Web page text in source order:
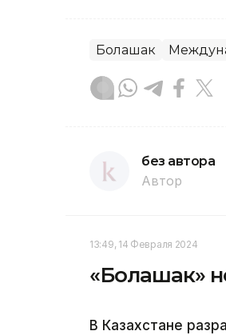
Болашак
без автора
Автор
13:49, 14 Февраля 2024
«Болашак»
В Казахстане